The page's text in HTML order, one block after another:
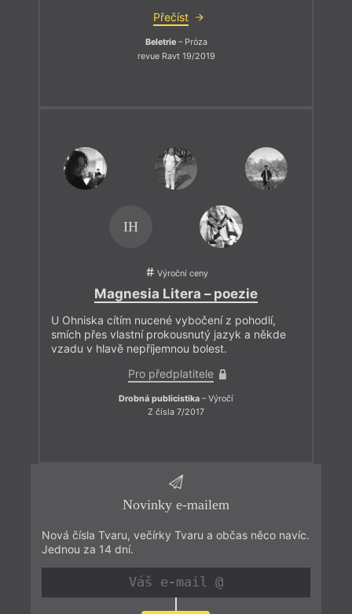
Přečíst
Beletrie– Próza
revue Ravt 19/2019
IH
Výroční ceny
Magnesia Litera – poezie
U Ohniska cítím nucené vybočení z pohodlí,
smích přes vlastní prokousnutý jazyk a někde
vzadu v hlavě nepříjemnou bolest.
Pro předplatitele
Drobná publicistika – Výročí
Z čísla 7/2017
Novinky e-mailem
Nová čísla Tvaru, večírky Tvaru a občas něco navíc.
Jednou za 14 dní.